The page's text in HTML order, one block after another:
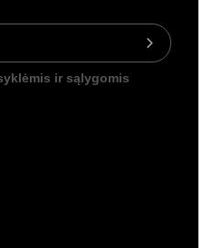
ir sąlygomis